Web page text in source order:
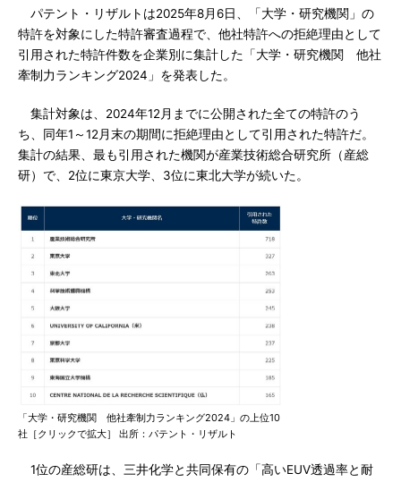
パテント・リザルトは2025年8月6日、「大学・研究機関」の
特許を対象にした特許審査過程で、他社特許への拒絶理由として
引用された特許件数を企業別に集計した「大学・研究機関 他社
牽制力ランキング2024」を発表した。
集計対象は、2024年12月までに公開された全ての特許のう
ち、同年1～12月末の期間に拒絶理由として引用された特許だ。
集計の結果、最も引用された機関が産業技術総合研究所（産総
研）で、2位に東京大学、3位に東北大学が続いた。
「大学・研究機関 他社牽制力ランキング2024」の上位10
社［クリックで拡大］ 出所：パテント・リザルト
1位の産総研は、三井化学と共同保有の「高いEUV透過率と耐